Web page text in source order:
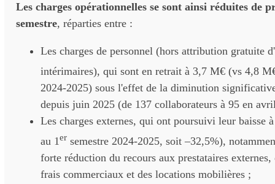
Les charges opérationnelles se sont ainsi réduites de
semestre, réparties entre :
Les charges de personnel (hors attribution gratuite
intérimaires), qui sont en retrait à 3,7 M€ (vs 4,8
2024-2025) sous l'effet de la diminution
depuis juin 2025 (de 137 collaborateurs à 95 en
Les charges externes, qui ont poursuivi leur baisse
au 1er semestre 2024-2025, soit –32,5%),
forte réduction du recours aux prestataires externes,
frais commerciaux et des locations mobilières ;